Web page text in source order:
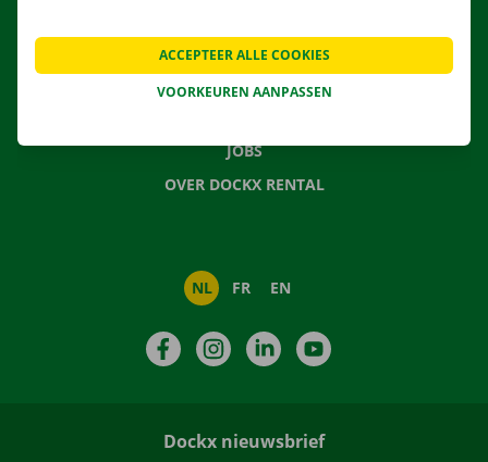
VEELGESTELDE VRAGEN
NIEUWS
JOBS
OVER DOCKX RENTAL
NL FR EN
FacebookInstagramLinkedIn
Dockx nieuwsbrief
VOORKEUREN AANPASSEN
ACCEPTEER ALLE COOKIES